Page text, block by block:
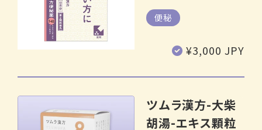
便秘
通
価
¥3,000 JPY
ツムラ漢方-大柴
胡湯-エキス顆粒